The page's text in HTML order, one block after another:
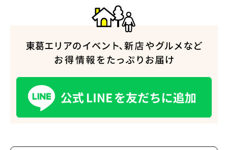
#教えたい／教えて投稿記事
#教えたい/こんなの見つけた